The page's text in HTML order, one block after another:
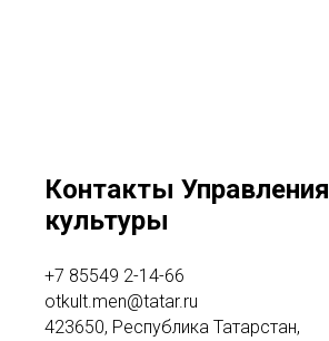
Контакты Управления
культуры
+7 85549 2-14-66
otkult.men@tatar.ru
423650, Республика Татарстан,